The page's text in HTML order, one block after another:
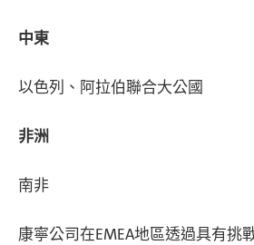
中東
以色列、阿拉伯聯合大公國
非洲
南非
康寧公司在EMEA地區透過具有